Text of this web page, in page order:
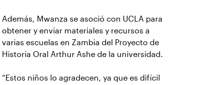
Además, Mwanza se asoció con UCLA para
obtener y enviar materiales y recursos a
varias escuelas en Zambia del Proyecto de
Historia Oral Arthur Ashe de la universidad.
“Estos niños lo agradecen, ya que es difícil